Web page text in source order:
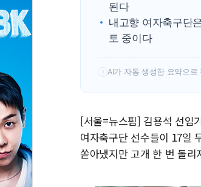
된다
내고향 여자축구단
토 중이다
! AI가 자동 생성한 요약으
[서울=뉴스핌] 김용석 선임
여자축구단 선수들이 17일
쏟아냈지만 고개 한 번 돌리